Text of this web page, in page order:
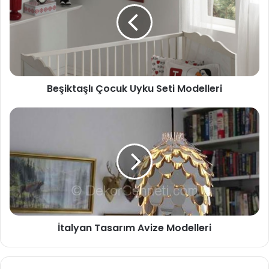
Beşiktaşlı Çocuk Uyku Seti Modelleri
İtalyan Tasarım Avize Modelleri